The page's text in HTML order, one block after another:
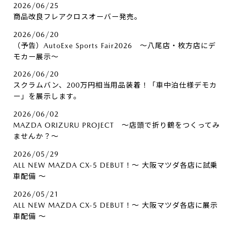
2026/06/25
商品改良フレアクロスオーバー発売。
2026/06/20
（予告）AutoExe Sports Fair2026 ～八尾店・枚方店にデ
モカー展示～
2026/06/20
スクラムバン、200万円相当用品装着！「車中泊仕様デモカ
ー」を展示します。
2026/06/02
MAZDA ORIZURU PROJECT ～店頭で折り鶴をつくってみ
ませんか？～
2026/05/29
ALL NEW MAZDA CX-5 DEBUT！～ 大阪マツダ各店に試乗
車配備 ～
2026/05/21
ALL NEW MAZDA CX-5 DEBUT！～ 大阪マツダ各店に展示
車配備 ～